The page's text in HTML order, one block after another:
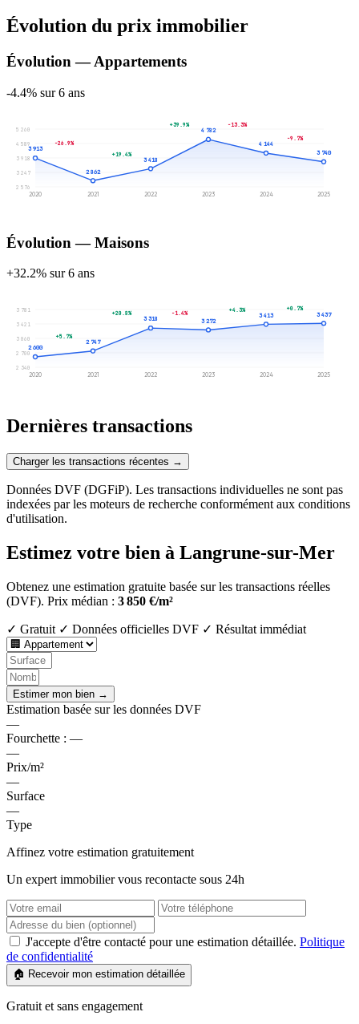
Évolution du prix immobilier
Évolution — Appartements
-4.4% sur 6 ans
2 576
3 247
3 918
4 589
5 260
3 913
2020
2 862
2021
3 418
2022
4 782
2023
4 144
2024
3 740
2025
-26.9%
+19.4%
+39.9%
-13.3%
-9.7%
Évolution — Maisons
+32.2% sur 6 ans
2 340
2 700
3 060
3 421
3 781
2 600
2020
2 747
2021
3 318
2022
3 272
2023
3 413
2024
3 437
2025
+5.7%
+20.8% -1.4%
+4.3% +0.7%
Dernières transactions
Charger les transactions récentes →
Données DVF (DGFiP). Les transactions individuelles ne sont pas
indexées par les moteurs de recherche conformément aux conditions
d'utilisation.
Estimez votre bien à Langrune-sur-Mer
Obtenez une estimation gratuite basée sur les transactions réelles
(DVF). Prix médian : 3 850 €/m²
✓ Gratuit ✓ Données officielles DVF ✓ Résultat immédiat
Estimer mon bien →
Estimation basée sur les données DVF
—
Fourchette : —
—
Prix/m²
—
Surface
—
Type
Affinez votre estimation gratuitement
Un expert immobilier vous recontacte sous 24h
J'accepte d'être contacté pour une estimation détaillée. Politique
de confidentialité
🏠 Recevoir mon estimation détaillée
Gratuit et sans engagement